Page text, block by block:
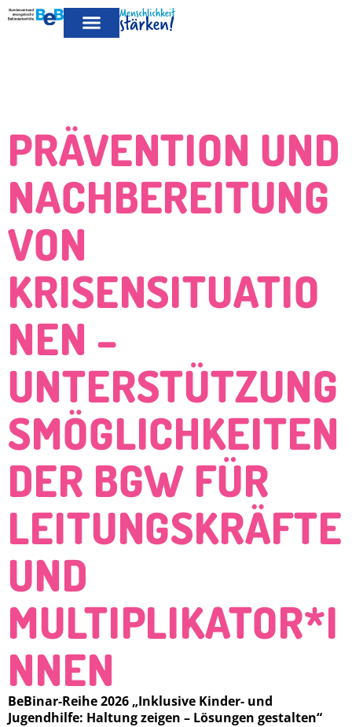
MITGLIED
PRÄVENTION UND
NACHBEREITUNG
VON
KRISENSITUATIO
NEN –
UNTERSTÜTZUNG
SMÖGLICHKEITEN
DER BGW FÜR
LEITUNGSKRÄFTE
UND
MULTIPLIKATOR*I
NNEN
BeBinar-Reihe 2026 „Inklusive Kinder- und
Jugendhilfe: Haltung zeigen – Lösungen gestalten“